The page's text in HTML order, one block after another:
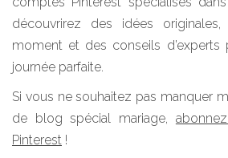
découvrirez des idées
moment et des conseils d’experts
journée parfaite.
Si vous ne souhaitez pas manquer
de blog spécial mariage,
Pinterest !